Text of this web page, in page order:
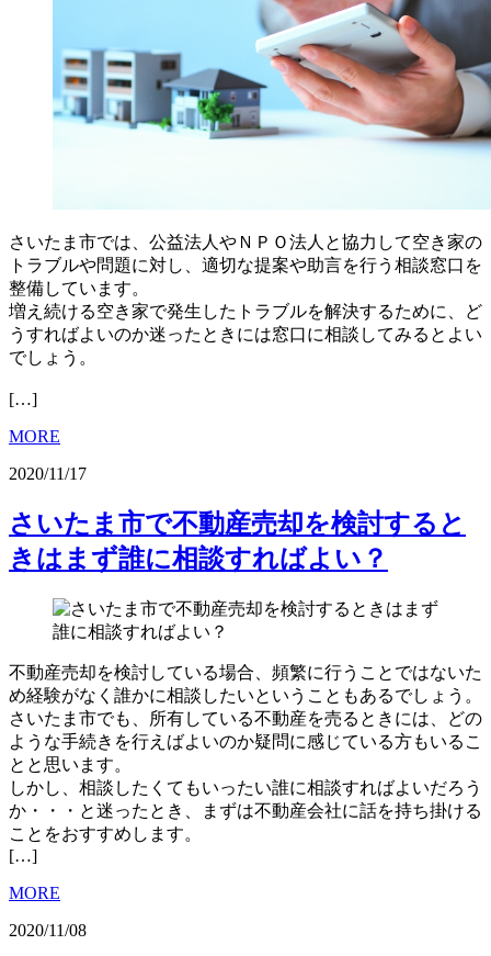
さいたま市では、公益法人やＮＰＯ法人と協力して空き家の
トラブルや問題に対し、適切な提案や助言を行う相談窓口を
整備しています。
増え続ける空き家で発生したトラブルを解決するために、ど
うすればよいのか迷ったときには窓口に相談してみるとよい
でしょう。
[…]
MORE
2020/11/17
さいたま市で不動産売却を検討すると
きはまず誰に相談すればよい？
不動産売却を検討している場合、頻繁に行うことではないた
め経験がなく誰かに相談したいということもあるでしょう。
さいたま市でも、所有している不動産を売るときには、どの
ような手続きを行えばよいのか疑問に感じている方もいるこ
とと思います。
しかし、相談したくてもいったい誰に相談すればよいだろう
か・・・と迷ったとき、まずは不動産会社に話を持ち掛ける
ことをおすすめします。
[…]
MORE
2020/11/08